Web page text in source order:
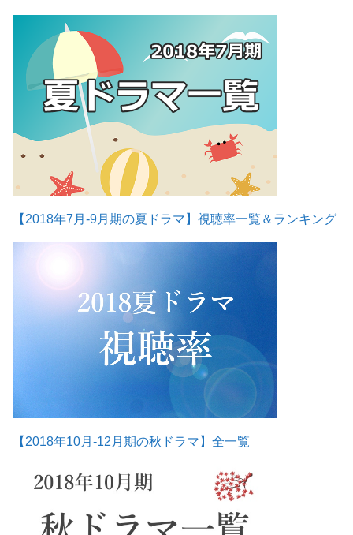
【2018年7月-9月期の夏ドラマ】視聴率一覧＆ランキング
【2018年10月-12月期の秋ドラマ】全一覧